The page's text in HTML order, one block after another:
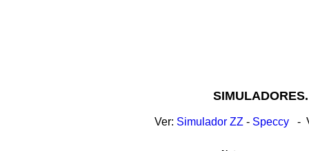
Ver: Simulador ZZ - Speccy -